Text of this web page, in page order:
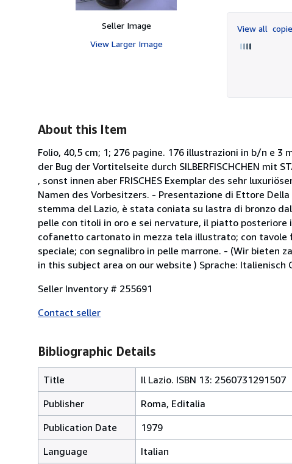
Seller Image
View Larger Image
of
5
View all
About this Item
Folio, 40,5 cm; 1; 276 pagine. 176 illustrazioni in b/n e
der Bug der Vortitelseite durch SILBERFISCHCHEN mit
, sonst innen aber FRISCHES Exemplar des sehr
Namen des Vorbesitzers. - Presentazione di Ettore
stemma del Lazio, è stata coniata su lastra di bronzo
pelle con titoli in oro e sei nervature, il piatto
cofanetto cartonato in mezza tela illustrato; con
speciale; con segnalibro in pelle marrone. - (Wir bieten
in this subject area on our website ) Sprache: Italienisch
Seller Inventory # 255691
Contact seller
Bibliographic Details
Title
Il Lazio. ISBN 13: 2560731291507
Publisher
Roma, Editalia
Publication Date
1979
Language
Italian